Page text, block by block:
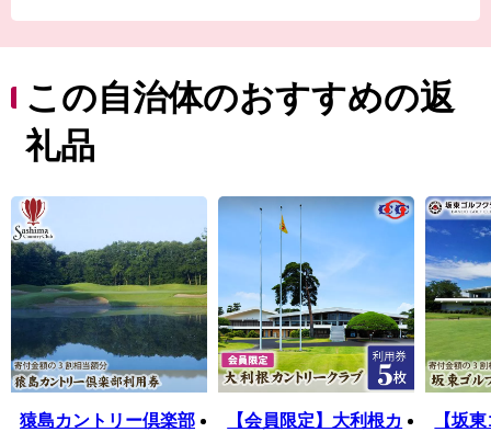
います。
中心部は猿島台地と呼ばれる平坦な台地で、田・畑地が
広がるなか多くの平地林や白鳥の飛来で有名な菅生沼な
ど、良好な自然が残されています。
理的条件を生かして生鮮野菜の栽培が盛んです。
気候に恵まれほとんどの野菜が栽培されていますが、 特
に、レタス、夏ネギは茨城県の銘柄指定産地を受けるブ
ランド品として市場でも人気となっています。
また、生糸とともに江戸末期から 明治初期にかけて重要
な輸出品目の一つに数えられたさしま茶も香りが強くコ
クがあると評判です。
この自治体のおすすめの返
礼品
猿島カントリー倶楽部
【会員限定】大利根カ
【坂